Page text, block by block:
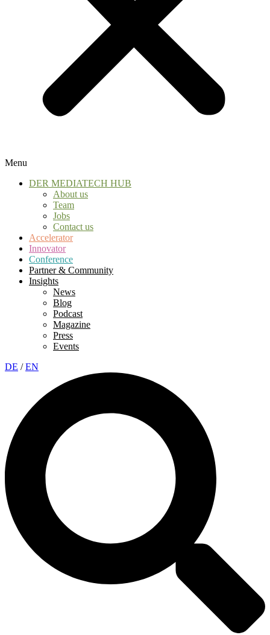
Menu
DER MEDIATECH HUB
About us
Team
Jobs
Contact us
Accelerator
Innovator
Conference
Partner & Community
Insights
News
Blog
Podcast
Magazine
Press
Events
DE /EN